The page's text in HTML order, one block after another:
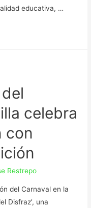
educativa, …
celebra
con
Restrepo
del Carnaval en la
Disfraz’, una